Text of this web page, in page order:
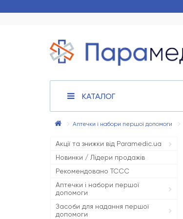
КАТАЛОГ
Аптечки і набори першої допомоги
Акції та знижки від Paramedic.ua
Новинки / Лідери продажів
Рекомендовано TCCC
Аптечки і набори першої
допомоги
Засоби для надання першої
допомоги